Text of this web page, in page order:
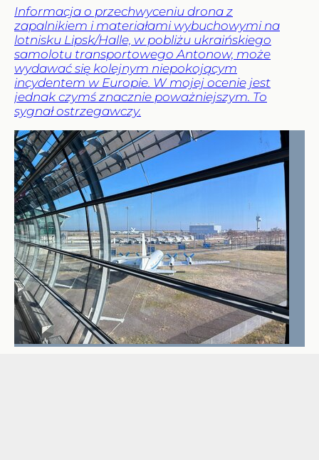
Informacja o przechwyceniu drona z
zapalnikiem i materiałami wybuchowymi na
lotnisku Lipsk/Halle, w pobliżu ukraińskiego
samolotu transportowego Antonow, może
wydawać się kolejnym niepokojącym
incydentem w Europie. W mojej ocenie jest
jednak czymś znacznie poważniejszym. To
sygnał ostrzegawczy.